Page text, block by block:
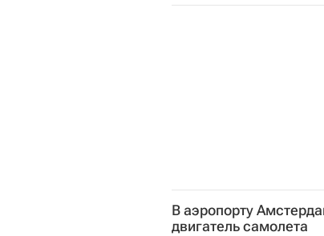
Microsoft Corporation
В аэропорту
двигатель самолета